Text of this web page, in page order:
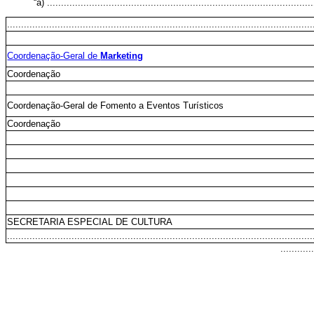
“a)
Coordenação-Geral de Marketing
Coordenação
Coordenação-Geral de Fomento a Eventos Turísticos
Coordenação
SECRETARIA ESPECIAL DE CULTURA